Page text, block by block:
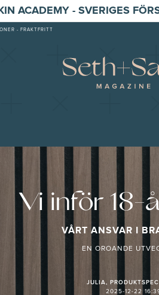
ACADEMY - SVERIGES
- FRAKTFRITT
Vi inför 18-
VÅRT ANSVAR I
EN OROANDE
JULIA,
2025-12-22